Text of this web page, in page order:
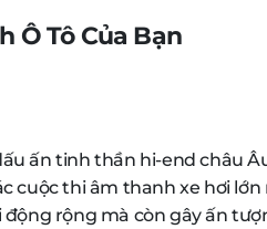
Ô Tô Của Bạn
ấn tinh thần hi-end châu
cuộc thi âm thanh xe hơi lớn
động rộng mà còn gây ấn